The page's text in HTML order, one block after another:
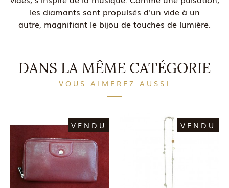
les diamants sont propulsés d'un vide à un
autre, magnifiant le bijou de touches de lumière.
DANS LA MÊME CATÉGORIE
VOUS AIMEREZ AUSSI
VENDU VENDU